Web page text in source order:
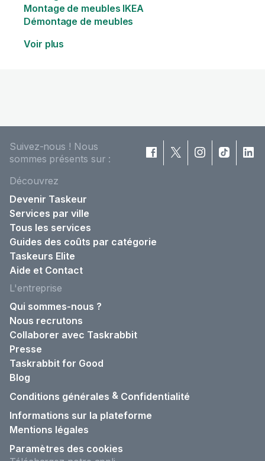
Montage de meubles IKEA
Démontage de meubles
Voir plus
Suivez-nous ! Nous
sommes présents sur :
Découvrez
Devenir Taskeur
Services par ville
Tous les services
Guides des coûts par catégorie
Taskeurs Elite
Aide et Contact
L'entreprise
Qui sommes-nous ?
Nous recrutons
Collaborer avec Taskrabbit
Presse
Taskrabbit for Good
Blog
Conditions générales & Confidentialité
Informations sur la plateforme
Mentions légales
Paramètres des cookies